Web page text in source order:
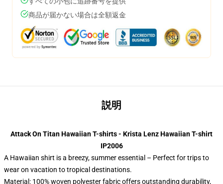
商品が届かない場合は全額返金
説明
Attack On Titan Hawaiian T-shirts - Krista Lenz Hawaiian T-shirt
IP2006
A Hawaiian shirt is a breezy, summer essential – Perfect for trips to
wear on vacation to tropical destinations.
Material: 100% woven polyester fabric offers outstanding durability,